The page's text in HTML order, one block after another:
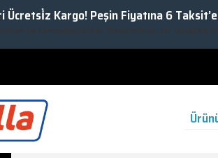
Kargo! Peşin Fiyatına 6 Taksit’e